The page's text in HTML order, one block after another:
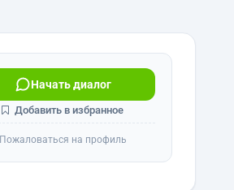
Начать диалог
Добавить в избранное
Пожаловаться на профиль